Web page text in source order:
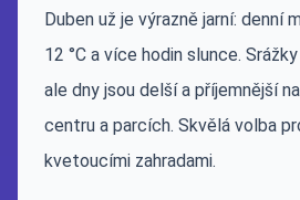
Duben už je výrazně jarní: denní
12 °C a více hodin slunce.
ale dny jsou delší a příjemnější
centru a parcích. Skvělá volba
kvetoucími zahradami.